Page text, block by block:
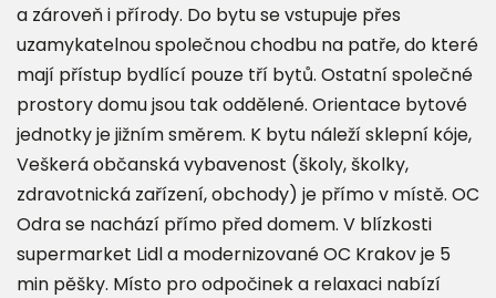
a zároveň i přírody. Do bytu se vstupuje přes
uzamykatelnou společnou chodbu na patře, do které
mají přístup bydlící pouze tří bytů. Ostatní společné
prostory domu jsou tak oddělené. Orientace bytové
jednotky je jižním směrem. K bytu náleží sklepní kóje,
Veškerá občanská vybavenost (školy, školky,
zdravotnická zařízení, obchody) je přímo v místě. OC
Odra se nachází přímo před domem. V blízkosti
supermarket Lidl a modernizované OC Krakov je 5
min pěšky. Místo pro odpočinek a relaxaci nabízí